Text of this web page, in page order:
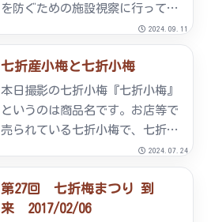
を防ぐための施設視察に行ってき
ました。場所は大分県日立市。こ
の地も「七折小梅」が栽培され、
砥部町七折より2～3月の平均最低
気温が低く、以前より凍霜害に遭
っていました。本年より
「茶・...
2024.09.11
七折産小梅と七折小梅
本日撮影の七折小梅『七折小梅』
というのは商品名です。お店等で
売られている七折小梅で、七折産
小梅と表示されている小梅が私達
七折地区で大事に育てた七折小梅
です。私達が育てた七折小梅を間
違いなく、お手元にお届けできる
2024.07.24
第27回 七折梅まつり 到
来 2017/02/06